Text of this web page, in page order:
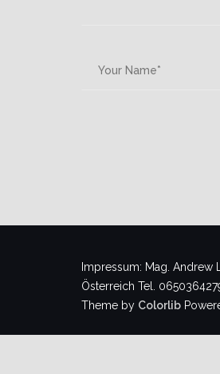
Impressum: Mag. Andrew
Österreich Tel.
Theme by Colorlib